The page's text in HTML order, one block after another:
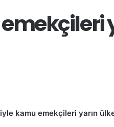
kamu emekçileri yarın